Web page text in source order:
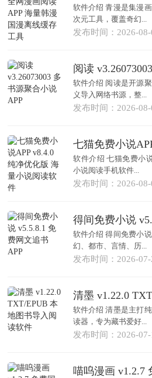
软件介绍 青漫是集漫画阅读与广播剧收听于一体的二
次元工具，覆盖奇幻...
发布时间：2026-08-
阅读
软件介绍 阅读是开源聚合小说阅读器，核心支持自定
义导入网络书源，整...
发布时间：2026-08-
软件介绍 七猫免费小说app是一款非常受欢迎的免费
小说阅读手机软件...
发布时间：2026-08-
软件介绍 得间免费小说是免费追书阅读工具，海量玄
幻、都市、言情、历...
发布时间：2026-07-
软件介绍 清墨是主打纯净无干扰体验的本地电子书阅
读器，专为藏书爱好...
发布时间：2026-07-